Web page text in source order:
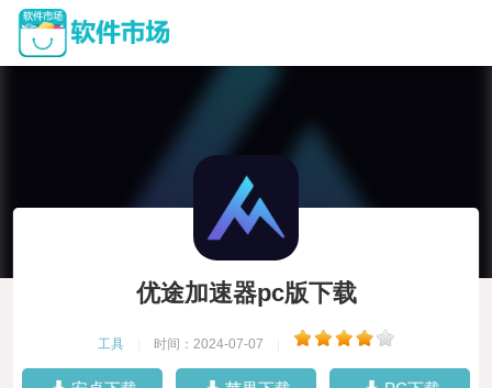
优途加速器pc版下载
工具 时间：2024-07-07